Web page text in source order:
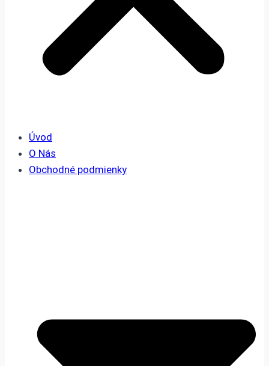
Úvod
O Nás
Obchodné podmienky